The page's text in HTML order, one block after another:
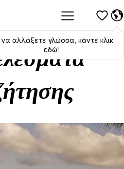
Hola,bonjour ,ciao! To switch
languages, click here!
να αλλάξετε γλώσσα, κάντε κλικ
εδώ!